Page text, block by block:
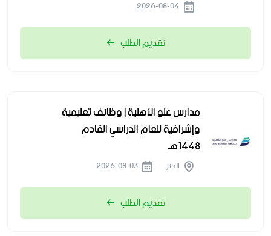
تقديم الطلب
مدارس علو الأهلية | وظائف تعليمية
وإشرافية للعام الدراسي القادم
1448هـ
الخبر
تقديم الطلب